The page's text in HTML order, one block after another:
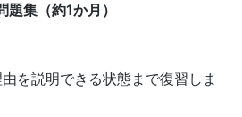
集（約1か月）
を説明できる状態まで復習しま